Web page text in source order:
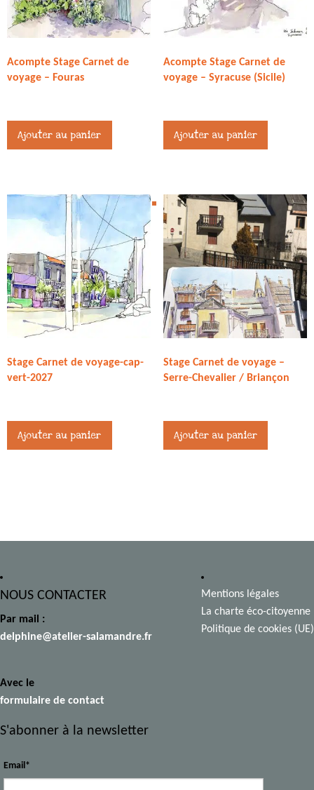
Acompte Stage Carnet de
voyage – Fouras
Ajouter au panier
Acompte Stage Carnet de
voyage – Syracuse (Sicile)
Ajouter au panier
Stage Carnet de voyage-cap-
vert-2027
Ajouter au panier
Stage Carnet de voyage –
Serre-Chevalier / Briançon
Ajouter au panier
NOUS CONTACTER
Par mail :
delphine@atelier-salamandre.fr
Avec le
formulaire de contact
Mentions légales
La charte éco-citoyenne
Politique de cookies (UE)
S'abonner à la newsletter
Email*